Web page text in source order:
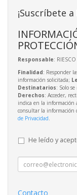
¡Suscríbete
Responsable: RIESCO
Finalidad: Responder
información solicitada;
Destinatarios: Solo
Derechos: Acceder,
indica en la información
consultar la información
de Privacidad.
He leído y
Contacto